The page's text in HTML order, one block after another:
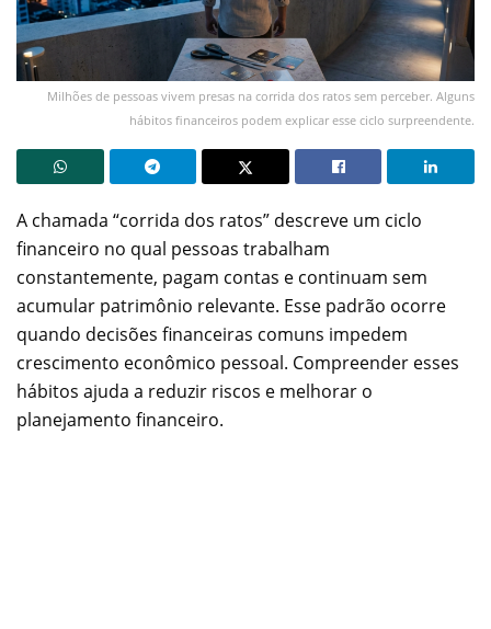
Milhões de pessoas vivem presas na corrida dos ratos sem perceber. Alguns
hábitos financeiros podem explicar esse ciclo surpreendente.
A chamada “corrida dos ratos” descreve um ciclo
financeiro no qual pessoas trabalham
constantemente, pagam contas e continuam sem
acumular patrimônio relevante. Esse padrão ocorre
quando decisões financeiras comuns impedem
crescimento econômico pessoal. Compreender esses
hábitos ajuda a reduzir riscos e melhorar o
planejamento financeiro.